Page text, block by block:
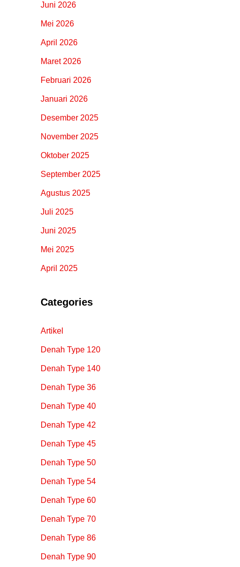
Juni 2026
Mei 2026
April 2026
Maret 2026
Februari 2026
Januari 2026
Desember 2025
November 2025
Oktober 2025
September 2025
Agustus 2025
Juli 2025
Juni 2025
Mei 2025
April 2025
Categories
Artikel
Denah Type 120
Denah Type 140
Denah Type 36
Denah Type 40
Denah Type 42
Denah Type 45
Denah Type 50
Denah Type 54
Denah Type 60
Denah Type 70
Denah Type 86
Denah Type 90